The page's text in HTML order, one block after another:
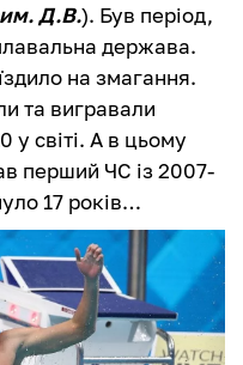
Д.В.). Був період,
держава.
на змагання.
та вигравали
у світі. А в цьому
перший ЧС із 2007-
17 років…